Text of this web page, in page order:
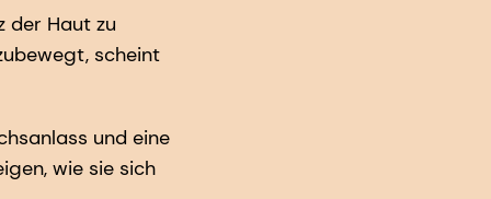
der Haut zu
scheint
und eine
wie sie sich